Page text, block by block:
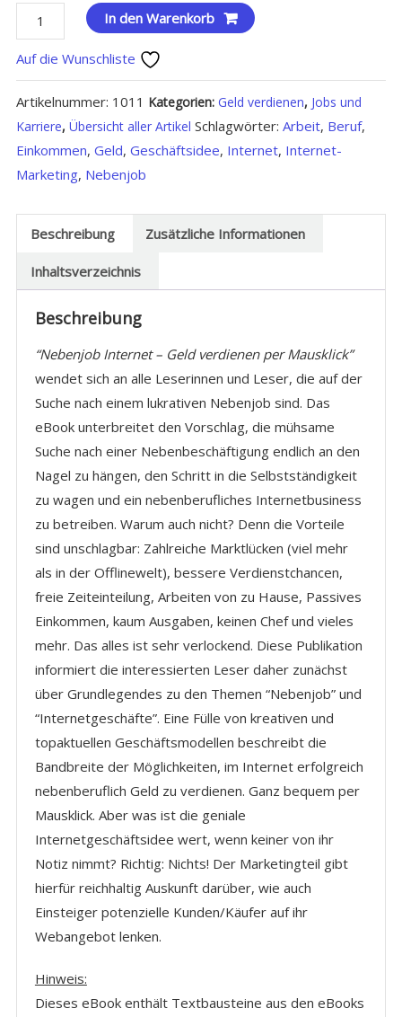
Nebenjob
Internet
Menge
In den Warenkorb
Auf die Wunschliste
Artikelnummer: 1011 Kategorien: Geld verdienen, Jobs und
Karriere, Übersicht aller Artikel Schlagwörter: Arbeit, Beruf,
Einkommen, Geld, Geschäftsidee, Internet, Internet-
Marketing, Nebenjob
Beschreibung Zusätzliche Informationen
Inhaltsverzeichnis
Beschreibung
“Nebenjob Internet – Geld verdienen per Mausklick”
wendet sich an alle Leserinnen und Leser, die auf der
Suche nach einem lukrativen Nebenjob sind. Das
eBook unterbreitet den Vorschlag, die mühsame
Suche nach einer Nebenbeschäftigung endlich an den
Nagel zu hängen, den Schritt in die Selbstständigkeit
zu wagen und ein nebenberufliches Internetbusiness
zu betreiben. Warum auch nicht? Denn die Vorteile
sind unschlagbar: Zahlreiche Marktlücken (viel mehr
als in der Offlinewelt), bessere Verdienstchancen,
freie Zeiteinteilung, Arbeiten von zu Hause, Passives
Einkommen, kaum Ausgaben, keinen Chef und vieles
mehr. Das alles ist sehr verlockend. Diese Publikation
informiert die interessierten Leser daher zunächst
über Grundlegendes zu den Themen “Nebenjob” und
“Internetgeschäfte”. Eine Fülle von kreativen und
topaktuellen Geschäftsmodellen beschreibt die
Bandbreite der Möglichkeiten, im Internet erfolgreich
nebenberuflich Geld zu verdienen. Ganz bequem per
Mausklick. Aber was ist die geniale
Internetgeschäftsidee wert, wenn keiner von ihr
Notiz nimmt? Richtig: Nichts! Der Marketingteil gibt
hierfür reichhaltig Auskunft darüber, wie auch
Einsteiger potenzielle Kunden/Käufer auf ihr
Webangebot lenken.
Hinweis:
Dieses eBook enthält Textbausteine aus den eBooks